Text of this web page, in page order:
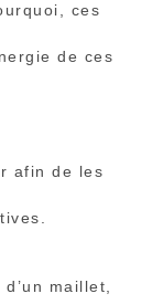
ces
de ces
afin de les
maillet,